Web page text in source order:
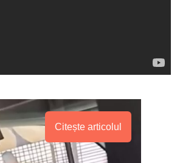
Citește articolul